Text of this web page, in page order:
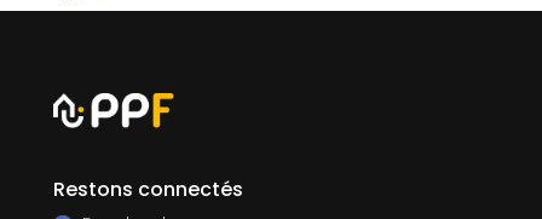
Restons connectés